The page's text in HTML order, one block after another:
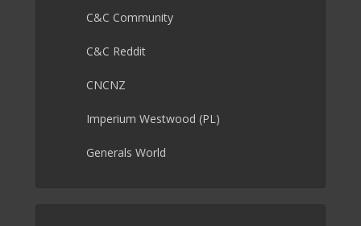
C&C Community
C&C Reddit
CNCNZ
Imperium Westwood (PL)
Generals World